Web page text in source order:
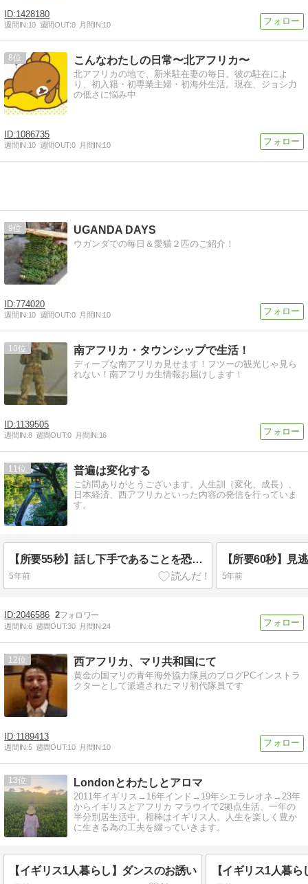
1428180
週間IN:10 週間OUT:0 月間IN:10
8 こんなわたしの日常〜北アフリカ〜
北アフリカの地で、新米駐在妻の毎日。彼の駐在によ
り、初入籍・初専業主婦・初海外生活。現在、ジョシ力
の低さに悩み中
1086735
週間IN:10 週間OUT:0 月間IN:10
9 UGANDA DAYS
ウガンダでの毎日＆愛猫２匹のご紹介！
774020
週間IN:10 週間OUT:0 月間IN:10
10 南アフリカ・タウンシップで生活！
ディープな南アフリカ見せます！フツーの観光じゃ見ら
れない！南アフリカ生情報お届けします！
1139505
週間IN:8 週間OUT:0 月間IN:16
11 普遍は変化する
ご訪問ありがとうございます。人生訓（変化、成長）、
日本経済、西アフリカといった内容の発信を行っていま
す。
【所要55秒】話し下手であることを恐れなくていい
5年前
【所要60秒】見
5年前
2046586 2
週間IN:6 週間OUT:30 月間IN:24
12 西アフリカ、マリ共和国にて
黄金の国マリの青年海外協力隊員のブログPCインストラ
クターとして派遣されたマリ初代隊員です
1189413
週間IN:5 週間OUT:10 月間IN:10
13 Londonとわたしとアロマ
2011年イギリス→16年インド→19年シエラレオネ→23年
からイギリスとアフリカ マラウイで2拠点生活、一年の
半分別居生活中。相棒はイギリス人。人生を楽しく豊か
に生きる為の工夫を綴っていきます。
【イギリス1人暮らし】ダンスのお誘い